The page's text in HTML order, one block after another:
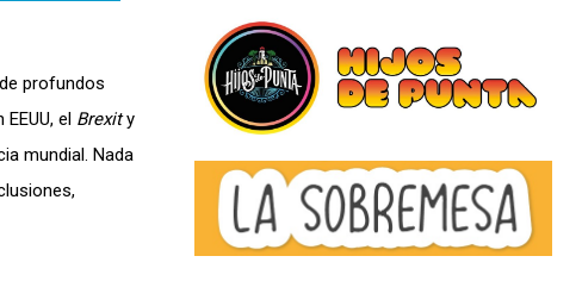
profundos
el Brexity
mundial. Nada